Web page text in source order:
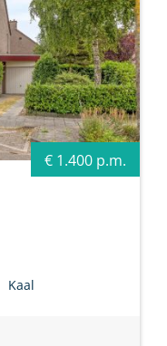
€ 1.400 p.m.
Kaal